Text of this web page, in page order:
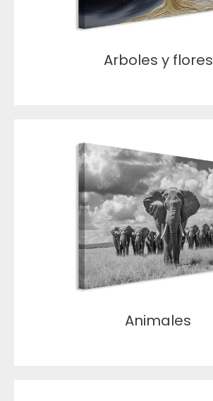
Arboles y flores
Animales